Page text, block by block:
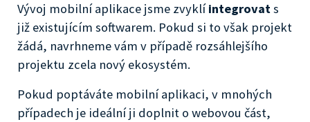
Vývoj mobilní aplikace jsme zvyklíintegrovats
již existujícím softwarem. Pokud si to však projekt
žádá, navrhneme vám v případě rozsáhlejšího
projektu zcela nový ekosystém.
Pokud poptáváte mobilní aplikaci, v mnohých
případech je ideální ji doplnit o webovou část,